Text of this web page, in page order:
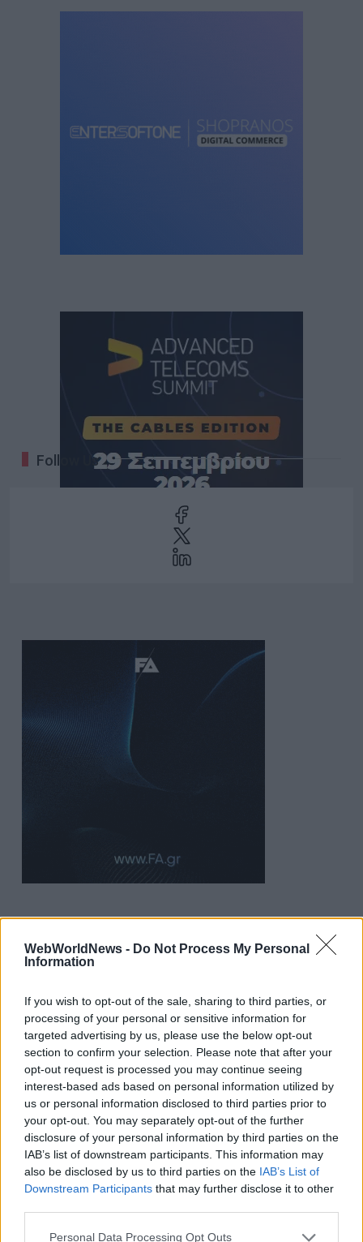
WebWorldNews - Do Not Process My Personal
Information
If you wish to opt-out of the sale, sharing to third parties, or
processing of your personal or sensitive information for
targeted advertising by us, please use the below opt-out
section to confirm your selection. Please note that after your
opt-out request is processed you may continue seeing
interest-based ads based on personal information utilized by
us or personal information disclosed to third parties prior to
your opt-out. You may separately opt-out of the further
disclosure of your personal information by third parties on the
IAB’s list of downstream participants. This information may
also be disclosed by us to third parties on the IAB’s List of
Downstream Participants that may further disclose it to other
Personal Data Processing Opt Outs
Follow Us
Εγγραφή στο WWN Weekly
κλάδου.
Εγγραφή
Θα λάβετε email επιβεβαίωσης (double opt-in). Διαγραφή όποτε
θέλετε.